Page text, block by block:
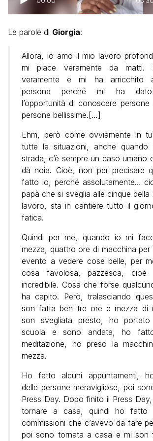
Le parole di Giorgia:
Allora, io amo il mio lavoro
mi piace veramente da
veramente e mi ha arricchito
persona perché mi ha dato
l’opportunità di conoscere
persone bellissime.[…]
Ehm, però come ovviamente in
tutte le situazioni, anche quando
strada, c’è sempre un caso umano
dà noia. Cioè, non per precisare
fatto io, perché assolutamente…
papà che si sveglia alle cinque della
lavoro, sta in cantiere tutto il
fatica.
Quindi per me, quando io mi
mezza, quattro ore di macchina per
evento a vedere cose belle, per
cosa favolosa, pazzesca, cioè
incredibile. Cosa che forse
ha capito. Però, tralasciando
son fatta ben tre ore e mezza di
son svegliata presto, ho
scuola e sono andata, ho
meditazione, ho preso la
mezza.
Ho fatto alcuni appuntamenti,
delle persone meravigliose, poi
Press Day. Dopo finito il Press
tornare a casa, quindi ho fatto
commissioni che c’avevo da fare
poi sono tornata a casa e mi son